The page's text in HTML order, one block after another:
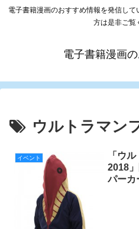
電子書籍漫画のおすすめ情報を発信し
方は是非ご覧
電子書籍漫画
ウルトラマン
イベント
「ウ
2018
パーカ